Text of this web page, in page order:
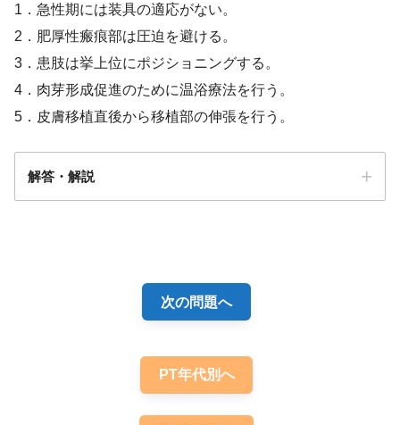
1．急性期には装具の適応がない。
2．肥厚性瘢痕部は圧迫を避ける。
3．患肢は挙上位にポジショニングする。
4．肉芽形成促進のために温浴療法を行う。
5．皮膚移植直後から移植部の伸張を行う。
解答・解説
次の問題へ
PT年代別へ